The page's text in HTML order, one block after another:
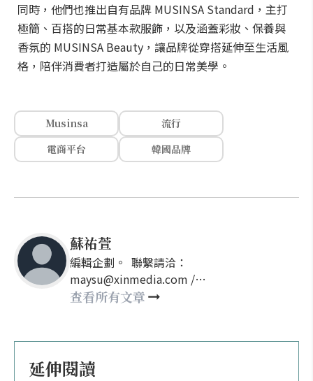
同時，他們也推出自有品牌 MUSINSA Standard，主打
極簡、百搭的日常基本款服飾，以及涵蓋彩妝、保養與
香氛的 MUSINSA Beauty，讓品牌從穿搭延伸至生活風
格，陪伴消費者打造屬於自己的日常美學。
Musinsa
流行
電商平台
韓國品牌
蘇祐萱
編輯企劃。 聯繫請洽：
maysu@xinmedia.com /
may860527@gmail.com
查看所有文章
延伸閱讀